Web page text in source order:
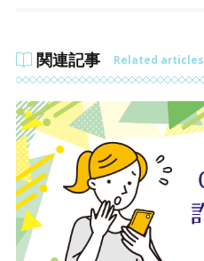
関連記事 Related articles